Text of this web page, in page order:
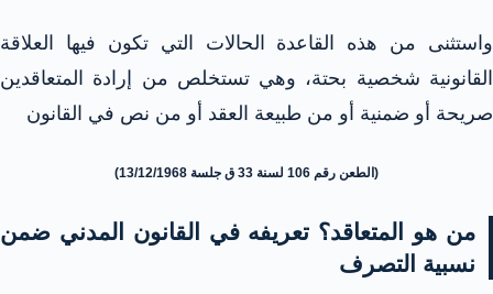
واستثنى من هذه القاعدة الحالات التي تكون فيها العلاقة
القانونية شخصية بحتة، وهي تستخلص من إرادة المتعاقدين
صريحة أو ضمنية أو من طبيعة العقد أو من نص في القانون
(الطعن رقم 106 لسنة 33 ق جلسة 13/12/1968)
من هو المتعاقد؟ تعريفه في القانون المدني ضمن
نسبية التصرف